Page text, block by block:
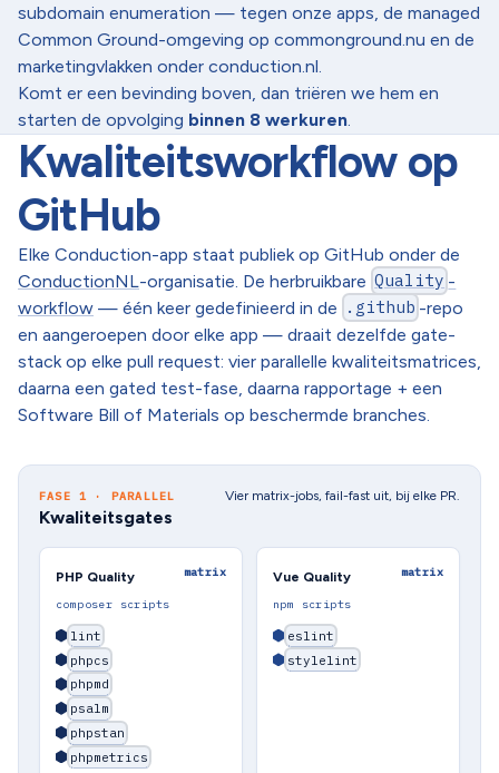
subdomain enumeration — tegen onze apps, de managed
Common Ground-omgeving op commonground.nu en de
marketingvlakken onder conduction.nl.
Komt er een bevinding boven, dan triëren we hem en
starten de opvolging binnen 8 werkuren
Kwaliteitsworkflow op
GitHub
Elke Conduction-app staat publiek op GitHub onder de
ConductionNL-organisatie. De herbruikbare Quality -
workflow — één keer gedefinieerd in de .github -repo
en aangeroepen door elke app — draait dezelfde gate-
stack op elke pull request: vier parallelle kwaliteitsmatrices,
daarna een gated test-fase, daarna rapportage + een
Software Bill of Materials op beschermde branches.
FASE 1 · PARALLEL
Kwaliteitsgates
Vier matrix-jobs, fail-fast uit, bij elke PR.
PHP Quality matrix
composer scripts
lint
phpcs
phpmd
psalm
phpstan
phpmetrics
Vue Quality matrix
npm scripts
eslint
stylelint